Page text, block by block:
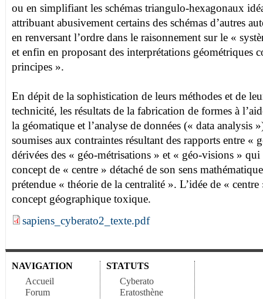
ou en simplifiant les schémas triangulo-hexagonaux
attribuant abusivement certains des schémas d’autres
en renversant l’ordre dans le raisonnement sur le «
et enfin en proposant des interprétations géométriques
principes ».
En dépit de la sophistication de leurs méthodes et de
technicité, les résultats de la fabrication de formes à
la géomatique et l’analyse de données (« data analysis
soumises aux contraintes résultant des rapports entre «
dérivées des « géo-métrisations » et « géo-visions » qui
concept de « centre » détaché de son sens
prétendue « théorie de la centralité ». L’idée de «
concept géographique toxique.
sapiens_cyberato2_texte.pdf
NAVIGATION
Accueil
Forum
STATUTS
Cyberato
Eratosthène